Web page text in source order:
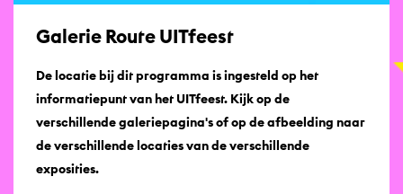
Galerie Route UITfeest
De locatie bij dit programma is ingesteld op het
informatiepunt van het UITfeest. Kijk op de
verschillende galeriepagina's of op de afbeelding naar
de verschillende locaties van de verschillende
exposities.